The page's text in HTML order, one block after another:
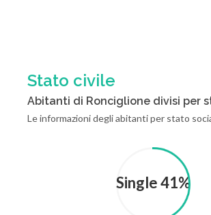
Stato civile
Abitanti di Ronciglione divisi per
Le informazioni degli abitanti per stato
Single 41%